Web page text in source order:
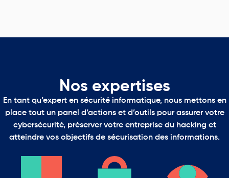
Nos expertises
En tant qu’expert en sécurité informatique, nous mettons en
place tout un panel d’actions et d’outils pour assurer votre
cybersécurité, préserver votre entreprise du hacking et
atteindre vos objectifs de sécurisation des informations.